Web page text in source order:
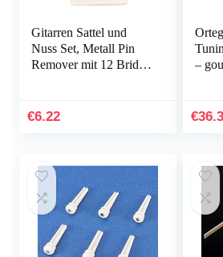
Gitarren Sattel und
Nuss Set, Metall Pin
Remover mit 12 Bridge
€6.22
–
€